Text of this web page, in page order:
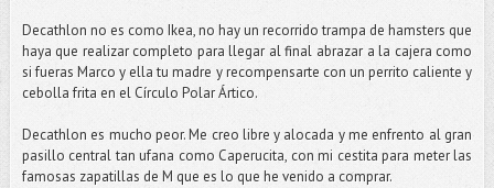
Decathlon no es como Ikea, no hay un recorrido trampa de hamsters que
haya que realizar completo para llegar al final abrazar a la cajera como
si fueras Marco y ella tu madre y recompensarte con un perrito caliente y
cebolla frita en el Círculo Polar Ártico.
Decathlon es mucho peor. Me creo libre y alocada y me enfrento al gran
pasillo central tan ufana como Caperucita, con mi cestita para meter las
famosas zapatillas de M que es lo que he venido a comprar.